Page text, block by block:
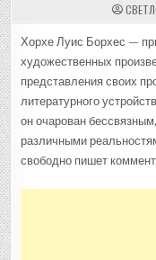
Хорхе Луис Борхес —
художественных
представления своих
литературного
он очарован
различными
свободно пишет